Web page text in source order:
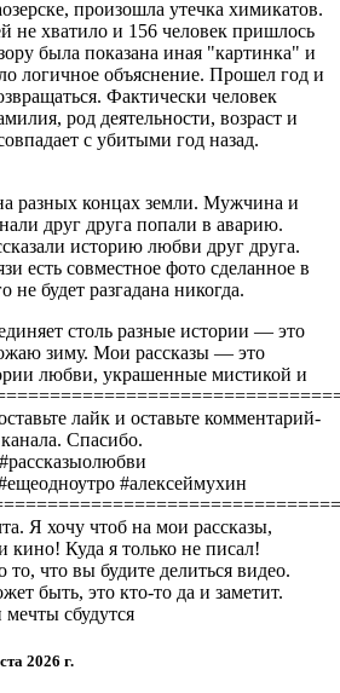
произошла утечка химикатов.
не хватило и 156 человек пришлось
была показана иная "картинка" и
логичное объяснение. Прошел год и
Фактически человек
род деятельности, возраст и
с убитыми год назад.
разных концах земли. Мужчина и
друг друга попали в аварию.
историю любви друг друга.
есть совместное фото сделанное в
будет разгадана никогда.
столь разные истории — это
зиму. Мои рассказы — это
любви, украшенные мистикой и
лайк и оставьте комментарий-
Спасибо.
#алексеймухин
Я хочу чтоб на мои рассказы,
Куда я только не писал!
то, что вы будите делиться видео.
быть, это кто-то да и заметит.
сбудутся
2026 г.